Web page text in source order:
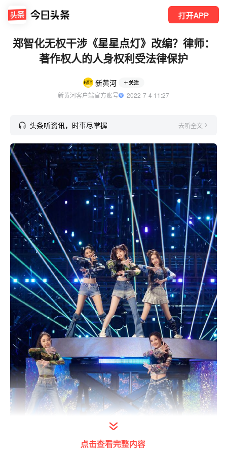
打开APP
郑智化无权干涉《星星点灯》改编？律师：
著作权人的人身权利受法律保护
新黄河 关注
新黄河客户端官方账号
  2022-7-4 11:27
头条听资讯，时事尽掌握 去听全文
点击查看完整内容